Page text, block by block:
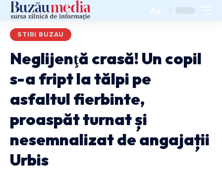
Aa
STIRI BUZAU
Neglijenţă crasă! Un copil
s-a fript la tălpi pe
asfaltul fierbinte,
proaspăt turnat și
nesemnalizat de angajații
Urbis